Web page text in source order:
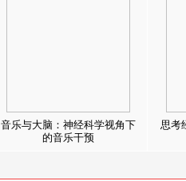
音乐与大脑：神经科学视角下
的音乐干预
思考